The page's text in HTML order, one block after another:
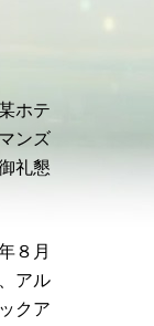
ホテ
ンズ
礼懇
８月
アル
クア